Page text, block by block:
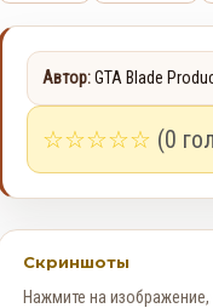
Автор:GTA Blade
☆☆☆☆☆ (0
Скриншоты
Нажмите на